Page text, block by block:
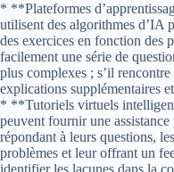
* **Plateformes
utilisent des algorithmes d’IA
des exercices en fonction des
facilement une série de
plus complexes ; s’il
explications supplémentaires
* **Tutoriels virtuels
peuvent fournir une
répondant à leurs questions,
problèmes et leur offrant un
identifier les lacunes dans la